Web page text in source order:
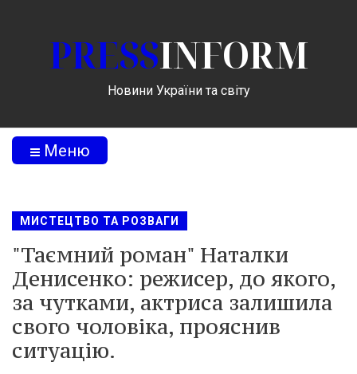
PRESSINFORM
Новини України та світу
Меню
МИСТЕЦТВО ТА РОЗВАГИ
"Таємний роман" Наталки
Денисенко: режисер, до якого,
за чутками, актриса залишила
свого чоловіка, прояснив
ситуацію.